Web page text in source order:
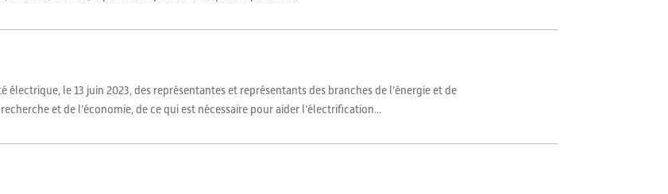
électrique, le 13 juin 2023, des représentantes et représentants des branches de l’énergie et de
et de l’économie, de ce qui est nécessaire pour aider l’électrification...